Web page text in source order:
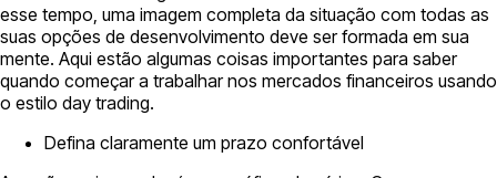
esse tempo, uma imagem completa da situação com todas as
suas opções de desenvolvimento deve ser formada em sua
mente. Aqui estão algumas coisas importantes para saber
quando começar a trabalhar nos mercados financeiros usando
o estilo day trading.
Defina claramente um prazo confortável